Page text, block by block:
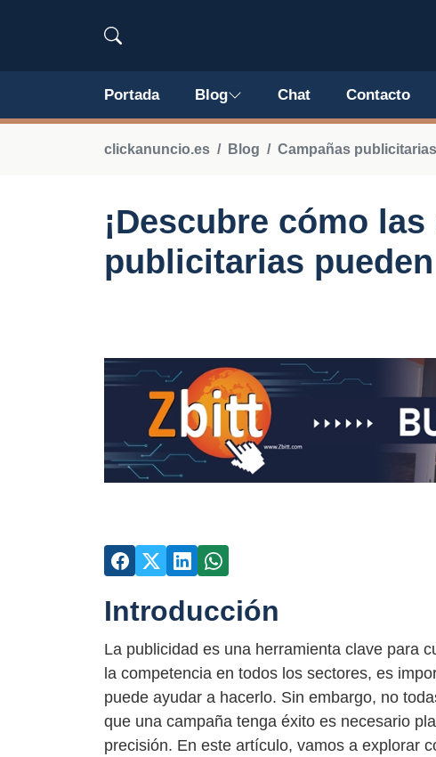
Portada Blog Chat Contacto
clickanuncio.es Blog Campañas
¡Descubre cómo
publicitarias
Introducción
La publicidad es una herramienta clave para
la competencia en todos los sectores, es
puede ayudar a hacerlo. Sin embargo, no
que una campaña tenga éxito es necesario
precisión. En este artículo, vamos a explorar